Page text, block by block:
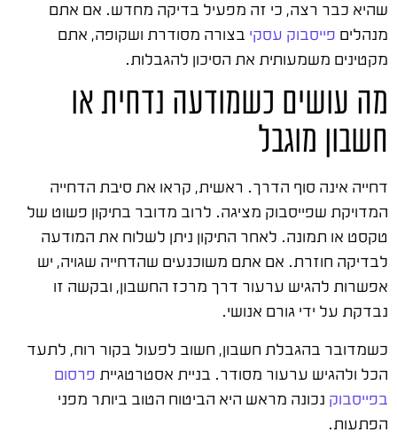
שהיא כבר רצה, כי זה מפעיל בדיקה מחדש. אם אתם
מנהלים פייסבוק עסקי בצורה מסודרת ושקופה, אתם
מקטינים משמעותית את הסיכון להגבלות.
מה עושים כשמודעה נדחית או
חשבון מוגבל
דחייה אינה סוף הדרך. ראשית, קראו את סיבת הדחייה
המדויקת שפייסבוק מציגה. לרוב מדובר בתיקון פשוט של
טקסט או תמונה. לאחר התיקון ניתן לשלוח את המודעה
לבדיקה חוזרת. אם אתם משוכנעים שהדחייה שגויה, יש
אפשרות להגיש ערעור דרך מרכז החשבון, ובקשה זו
נבדקת על ידי גורם אנושי.
כשמדובר בהגבלת חשבון, חשוב לפעול בקור רוח, לתעד
הכל ולהגיש ערעור מסודר. בניית אסטרטגיית פרסום
בפייסבוק נכונה מראש היא הביטוח הטוב ביותר מפני
הפתעות.